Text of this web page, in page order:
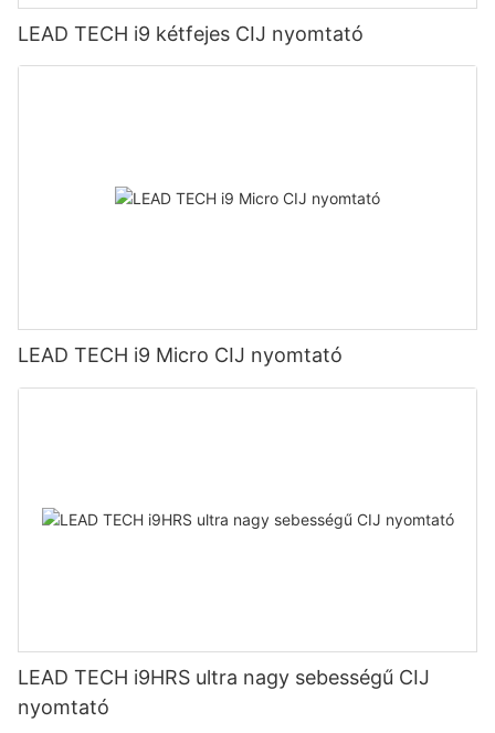
LEAD TECH i9 kétfejes CIJ nyomtató
LEAD TECH i9 Micro CIJ nyomtató
LEAD TECH i9HRS ultra nagy sebességű CIJ
nyomtató